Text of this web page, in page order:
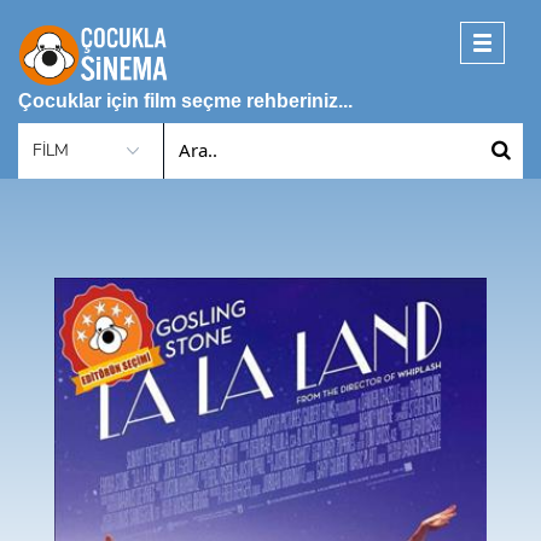
Toggle
Çocuklar için film seçme rehberiniz...